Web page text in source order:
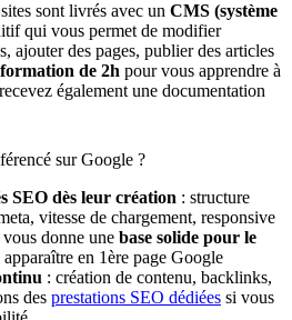
sont livrés avec un CMS (système
qui vous permet de modifier
ajouter des pages, publier des articles
formation de 2h pour vous apprendre à
également une documentation
sur Google ?
SEO dès leur création : structure
vitesse de chargement, responsive
donne une base solide pour le
en 1ère page Google
: création de contenu, backlinks,
des prestations SEO dédiées si vous